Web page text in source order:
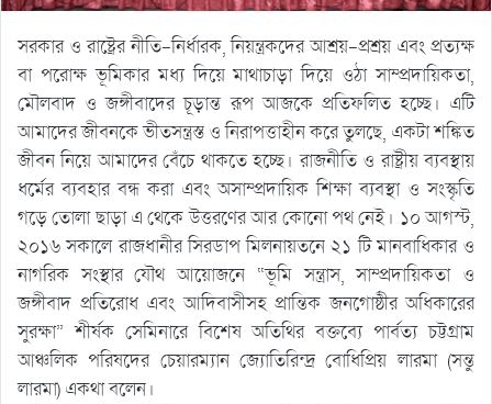
সরকার ও রাষ্ট্রের নীতি-নির্ধারক, নিয়ন্ত্রকদের আশ্রয়-প্রশ্রয় এবং প্রত্যক্ষ
বা পরোক্ষ ভূমিকার মধ্য দিয়ে মাথাচাড়া দিয়ে ওঠা সাম্প্রদায়িকতা,
মৌলবাদ ও জঙ্গীবাদের চূড়ান্ত রূপ আজকে প্রতিফলিত হচ্ছে। এটি
আমাদের জীবনকে ভীতসন্ত্রস্ত ও নিরাপত্তাহীন করে তুলছে, একটা শঙ্কিত
জীবন নিয়ে আমাদের বেঁচে থাকতে হচ্ছে। রাজনীতি ও রাষ্ট্রীয় ব্যবস্থায়
ধর্মের ব্যবহার বন্ধ করা এবং অসাম্প্রদায়িক শিক্ষা ব্যবস্থা ও সংস্কৃতি
গড়ে তোলা ছাড়া এ থেকে উত্তরণের আর কোনো পথ নেই। ১০ আগস্ট,
২০১৬ সকালে রাজধানীর সিরডাপ মিলনায়তনে ২১ টি মানবাধিকার ও
নাগরিক সংস্থার যৌথ আয়োজনে “ভূমি সন্ত্রাস, সাম্প্রদায়িকতা ও
জঙ্গীবাদ প্রতিরোধ এবং আদিবাসীসহ প্রান্তিক জনগোষ্ঠীর অধিকারের
সুরক্ষা” শীর্ষক সেমিনারে বিশেষ অতিথির বক্তব্যে পার্বত্য চট্টগ্রাম
আঞ্চলিক পরিষদের চেয়ারম্যান জ্যোতিরিন্দ্র বোধিপ্রিয় লারমা (সন্তু
লারমা) একথা বলেন।